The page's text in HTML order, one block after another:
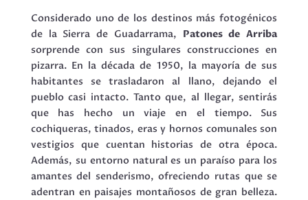
Considerado uno de los destinos más fotogénicos
de la Sierra de Guadarrama, Patones de Arriba
sorprende con sus singulares construcciones en
pizarra. En la década de 1950, la mayoría de sus
habitantes se trasladaron al llano, dejando el
pueblo casi intacto. Tanto que, al llegar, sentirás
que has hecho un viaje en el tiempo. Sus
cochiqueras, tinados, eras y hornos comunales son
vestigios que cuentan historias de otra época.
Además, su entorno natural es un paraíso para los
amantes del senderismo, ofreciendo rutas que se
adentran en paisajes montañosos de gran belleza.